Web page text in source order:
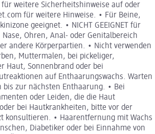
weitere Sicherheitshinweise auf oder
für weitere Hinweise. • Für Beine,
geeignet. • NICHT GEEIGNET für
Ohren, Anal- oder Genitalbereich
andere Körperpartien. • Nicht verwenden
Muttermalen, bei pickeliger,
Haut, Sonnenbrand oder bei
auf Enthaarungswachs. Warten
bis zur nächsten Enthaarung. • Bei
oder Leiden, die die Haut
bei Hautkrankheiten, bitte vor der
konsultieren. • Haarentfernung mit Wachs
Diabetiker oder bei Einnahme von